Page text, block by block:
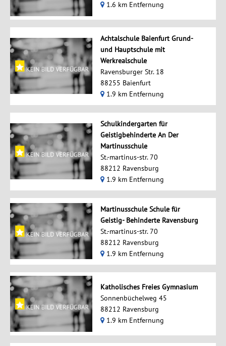
1.6 km Entfernung
Achtalschule Baienfurt Grund-
und Hauptschule mit
Werkrealschule
Ravensburger Str. 18
88255 Baienfurt
1.9 km Entfernung
Schulkindergarten für
Geistigbehinderte An Der
Martinusschule
St.-martinus-str. 70
88212 Ravensburg
1.9 km Entfernung
Martinusschule Schule für
Geistig- Behinderte Ravensburg
St.-martinus-str. 70
88212 Ravensburg
1.9 km Entfernung
Katholisches Freies Gymnasium
Sonnenbüchelweg 45
88212 Ravensburg
1.9 km Entfernung